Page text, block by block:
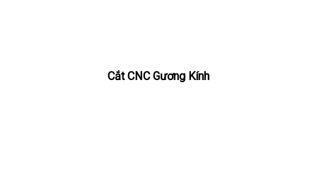
Cắt CNC Gương Kính